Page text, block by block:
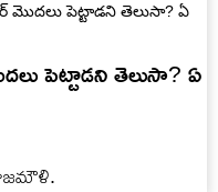
పెట్టాడని తెలుసా? ఏ